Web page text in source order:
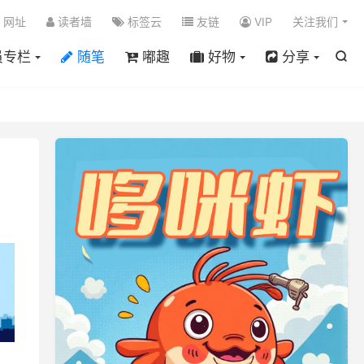

栏 随笔 嘟趣 好物 分享
网址 读者墙 标签云 友链 VIP 关注我们